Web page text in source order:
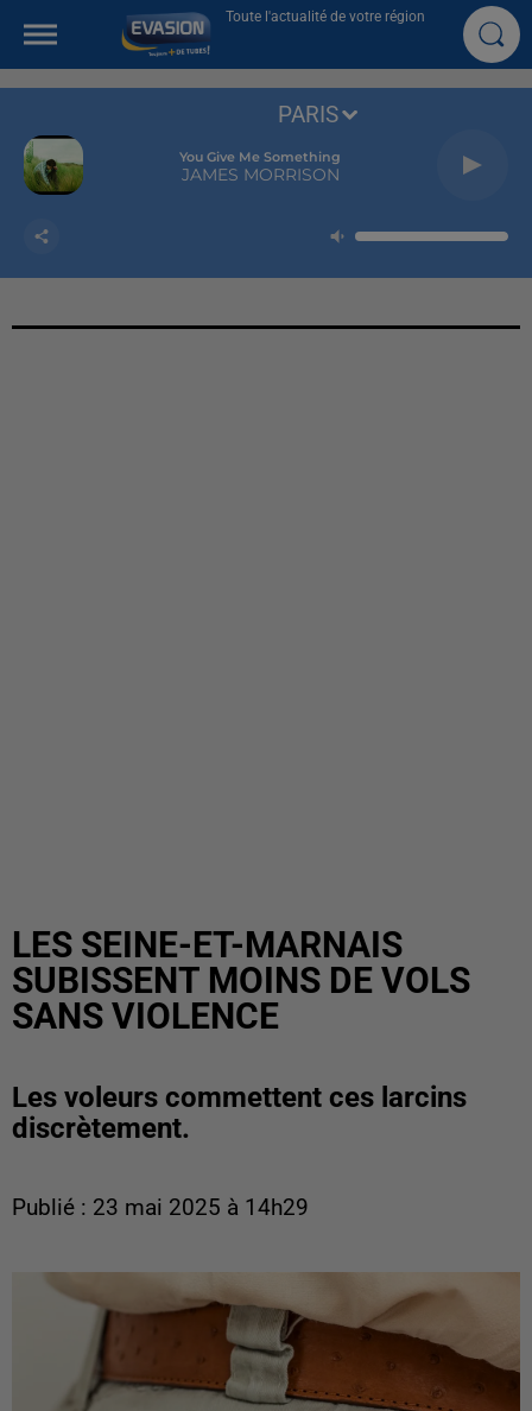
Toute l'actualité de votre région
You Give Me Something
JAMES MORRISON
PARIS
LES SEINE-ET-MARNAIS
SUBISSENT MOINS DE VOLS
SANS VIOLENCE
Les voleurs commettent ces larcins
discrètement.
Publié : 23 mai 2025 à 14h29